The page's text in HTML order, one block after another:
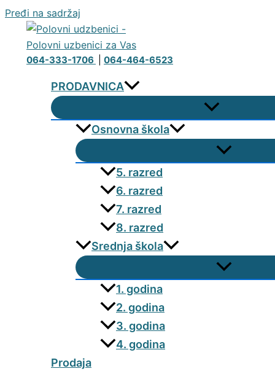
Pređi na sadržaj
064-333-1706 064-464-6523
PRODAVNICA
Osnovna škola
5. razred
6. razred
7. razred
8. razred
Srednja škola
1. godina
2. godina
3. godina
4. godina
Prodaja